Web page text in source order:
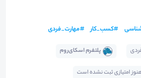
#کسب_کار #مهارت_فردی
پلتفرم اسکای‌روم
امتیازی ثبت نشده است